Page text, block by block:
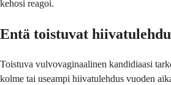
kehosi reagoi.
Entä toistuvat
Toistuva vulvovaginaalinen kandidiaasi
kolme tai useampi hiivatulehdus vuoden